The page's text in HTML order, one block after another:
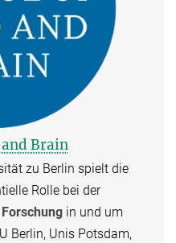
Brain
zu Berlin spielt die
Rolle bei der
in und um
Berlin, Unis Potsdam,